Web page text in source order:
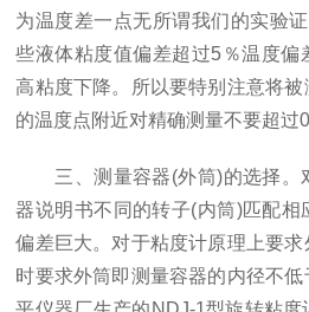
为温度差一点无所谓我们的实验
些液体粘度值偏差超过5％温度偏
高粘度下降。所以要特别注意将
的温度点附近对精确测量不要超过
三、测量容器(外筒)的选择。
器说明书不同的转子(内筒)匹配相
偏差巨大。对于粘度计原理上要
时要求外筒即测量容器的内径不